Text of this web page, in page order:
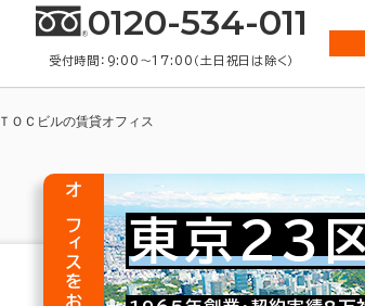
0120-534-011
受付時間：9:00〜17:00（土日祝日は除く）
ＴＯＣビルの賃貸オフィス
東京23